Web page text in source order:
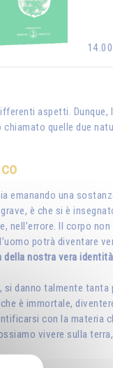
aspetti. Dunque,
quelle due
una
è che si è
Il corpo
potrà diventare
della nostra vera identità
danno talmente tanta
è immortale,
con la materia
vivere sulla